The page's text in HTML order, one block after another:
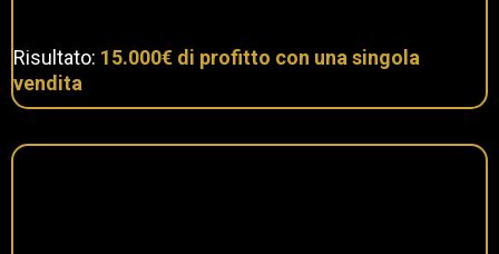
Risultato: 15.000€ di profitto con una singola
vendita